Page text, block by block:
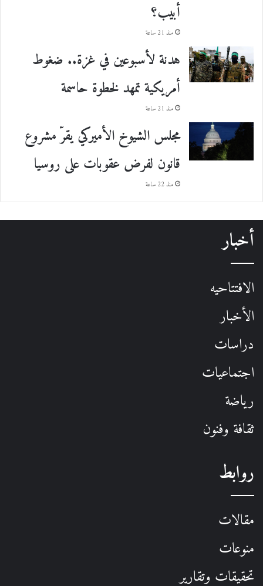
أبيب؟
منذ 21 ساعة
هدنة لأسبوعين في غزة.. ضغوط
أمريكية تمهد لخطوة حاسمة
منذ 21 ساعة
مجلس الشيوخ الأميركي يقرّ مشروع
قانون لفرض عقوبات على روسيا
منذ 22 ساعة
أخبار
الافتتاحيه
الأخبار
دراسات
اجتماعيات
رياضة
ثقافة وفنون
روابط
مقالات
منوعات
تحقيقات وتقارير